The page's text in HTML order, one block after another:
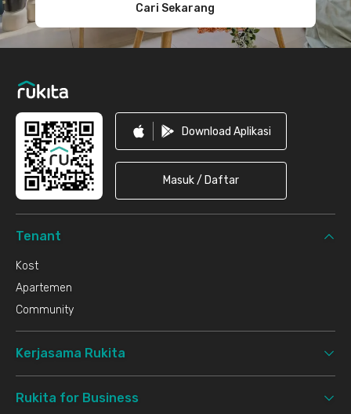
Cari Sekarang
Download Aplikasi
Masuk / Daftar
Tenant
Kost
Apartemen
Community
Kerjasama Rukita
Rukita for Business